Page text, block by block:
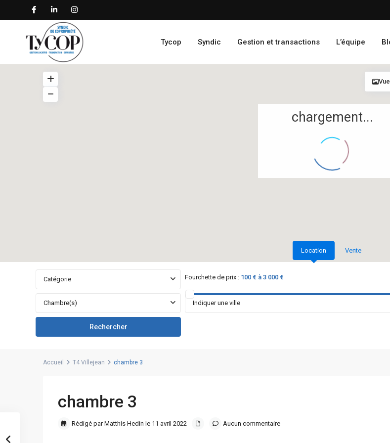
Tycop Syndic Gestion et transactions L’équipe
chargement...
Vue
Location Vente
Catégorie Fourchette de prix : 100 € à 3 000 €
Chambre(s)
Accueil T4 Villejean chambre 3
chambre 3
Rédigé par Matthis Hedin le 11 avril 2022 Aucun commentaire